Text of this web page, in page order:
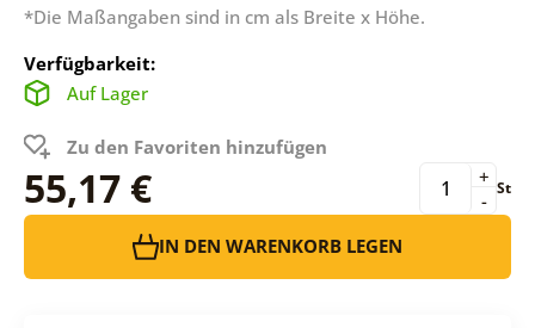
*Die Maßangaben sind in cm als Breite x Höhe.
Verfügbarkeit:
Auf Lager
Zu den Favoriten hinzufügen
55,17 € -
+ St
IN DEN WARENKORB LEGEN